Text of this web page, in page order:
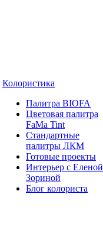
Колористика
Палитра BIOFA
Цветовая палитра
FaMa Tint
Стандартные
палитры ЛКМ
Готовые проекты
Интерьер с Еленой
Зориной
Блог колориста